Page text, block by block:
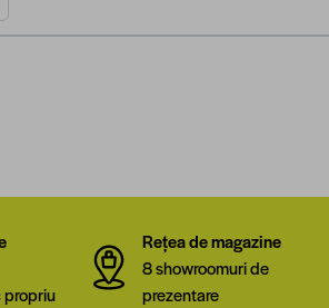
propriu
Rețea de magazine
8 showroomuri de
prezentare